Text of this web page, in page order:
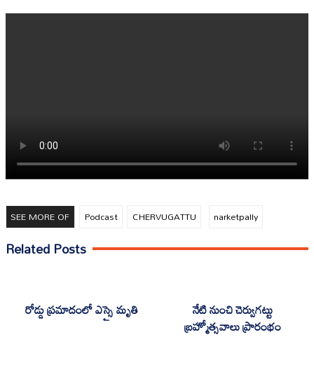
SEE MORE OF Podcast CHERVUGATTU narketpally
Related Posts
రోడ్డు ప్రమాదంలో ఎస్సై మృతి నేటి నుంచి చెర్వుగట్టు
బ్రహ్మోత్సవాలు ప్రారంభం